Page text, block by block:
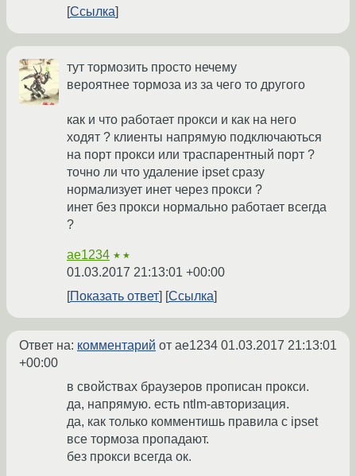
Ссылка
тут тормозить просто нечему
вероятнее тормоза из за чего то другого
как и что работает прокси и как на него
ходят ? клиенты напрямую подключаються
на порт прокси или траспарентный порт ?
точно ли что удаление ipset сразу
нормализует инет через прокси ?
инет без прокси нормально работает всегда
?
ae1234 ★★
01.03.2017 21:13:01 +00:00
Показать ответ
Ссылка
Ответ на: комментарий от ae1234 01.03.2017 21:13:01
+00:00
в свойствах браузеров прописан прокси.
да, напрямую. есть ntlm-авторизация.
да, как только комментишь правила с ipset
все тормоза пропадают.
без прокси всегда ок.